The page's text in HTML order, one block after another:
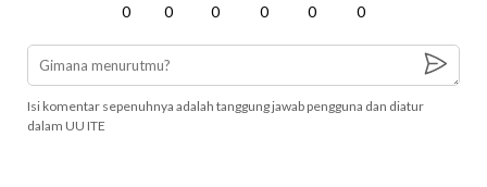
0 0 0 0 0 0
Isi komentar sepenuhnya adalah tanggung jawab pengguna dan diatur
dalam UU ITE